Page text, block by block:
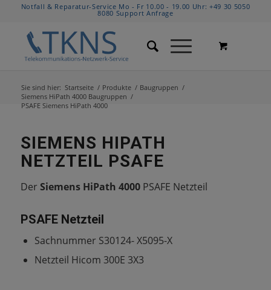
Notfall & Reparatur-Service Mo - Fr 10.00 - 19.00 Uhr:+49 30 5050
8080 Support Anfrage
Sie sind hier: Startseite / Produkte / Baugruppen /
Siemens HiPath 4000 Baugruppen /
PSAFE Siemens HiPath 4000
SIEMENS HIPATH
NETZTEIL PSAFE
Der Siemens HiPath 4000PSAFE Netzteil
PSAFE Netzteil
Sachnummer S30124- X5095-X
Netzteil Hicom 300E 3X3